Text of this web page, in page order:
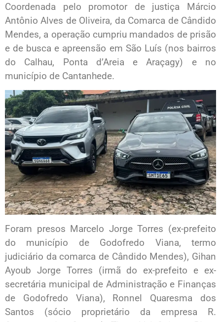
Coordenada pelo promotor de justiça Márcio
Antônio Alves de Oliveira, da Comarca de Cândido
Mendes, a operação cumpriu mandados de prisão
e de busca e apreensão em São Luís (nos bairros
do Calhau, Ponta d’Areia e Araçagy) e no
município de Cantanhede.
Foram presos Marcelo Jorge Torres (ex-prefeito
do município de Godofredo Viana, termo
judiciário da comarca de Cândido Mendes), Gihan
Ayoub Jorge Torres (irmã do ex-prefeito e ex-
secretária municipal de Administração e Finanças
de Godofredo Viana), Ronnel Quaresma dos
Santos (sócio proprietário da empresa R.